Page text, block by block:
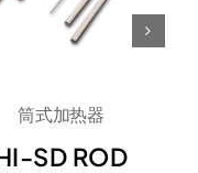
筒式加热器
SD ROD